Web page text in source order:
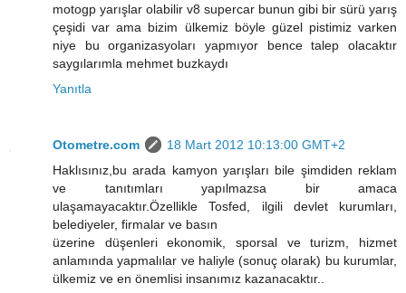
motogp yarışlar olabilir v8 supercar bunun gibi bir sürü yarış
çeşidi var ama bizim ülkemiz böyle güzel pistimiz varken
niye bu organizasyoları yapmıyor bence talep olacaktır
saygılarımla mehmet buzkaydı
Yanıtla
Otometre.com
18 Mart 2012 10:13:00 GMT+2
Haklısınız,bu arada kamyon yarışları bile şimdiden reklam
ve tanıtımları yapılmazsa bir amaca
ulaşamayacaktır.Özellikle Tosfed, ilgili devlet kurumları,
belediyeler, firmalar ve basın
üzerine düşenleri ekonomik, sporsal ve turizm, hizmet
anlamında yapmalılar ve haliyle (sonuç olarak) bu kurumlar,
ülkemiz ve en önemlisi insanımız kazanacaktır..